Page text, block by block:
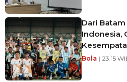
Dari
Indonesia,
Bola | 23:15